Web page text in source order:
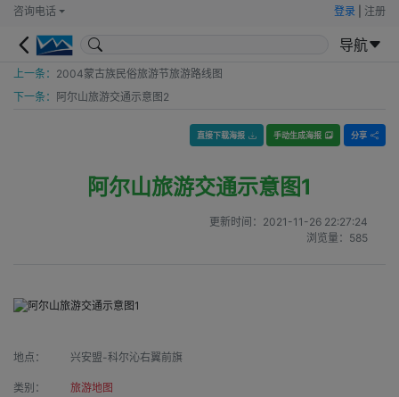
咨询电话 登录 注册
导航
上一条： 2004蒙古族民俗旅游节旅游路线图
下一条：
阿尔山旅游交通示意图2
直接下载海报 手动生成海报 分享
阿尔山旅游交通示意图1
更新时间： 2021-11-26 22:27:24
浏览量： 585
地点： 兴安盟-科尔沁右翼前旗
类别： 旅游地图